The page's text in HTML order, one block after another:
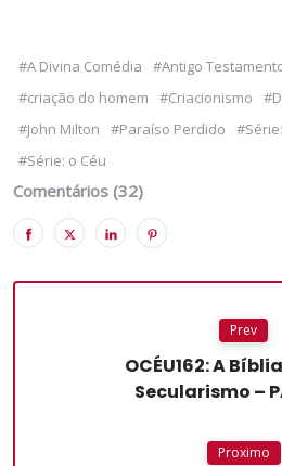
#A Divina Comédia #Antigo
#criação do homem
#Criacionismo
#John Milton
#Paraíso Perdido
#Série: o Céu
Comentários (32)
Prev
OCÉU162: A
Secularismo –
Proximo